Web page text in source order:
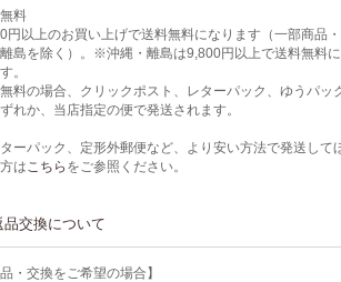
料
円以上のお買い上げで送料無料になります（一部商品
島を除く）。※沖縄・離島は9,800円以上で送料無料
。
料の場合、クリックポスト、レターパック、ゆうパッ
れか、当店指定の便で発送されます。
ーパック、定形外郵便など、より安い方法で発送して
はこちら をご参照ください。
品交換について
品・交換をご希望の場合】